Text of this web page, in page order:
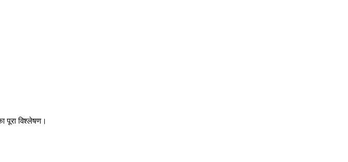
पूरा विश्लेषण।